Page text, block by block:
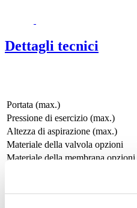
Dettagli tecnici
Portata (max.)
Pressione di esercizio (max.)
Altezza di aspirazione (max.)
Materiale della valvola opzioni
Materiale della membrana opzioni